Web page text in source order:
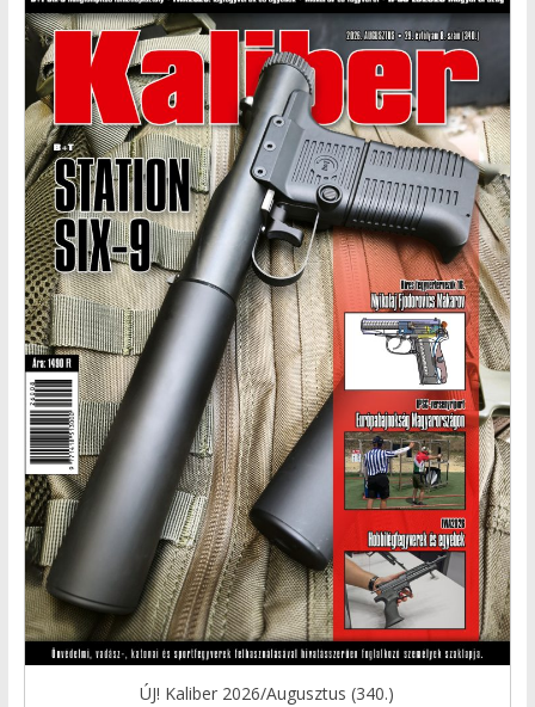
ÚJ! Kaliber 2026/Augusztus (340.)